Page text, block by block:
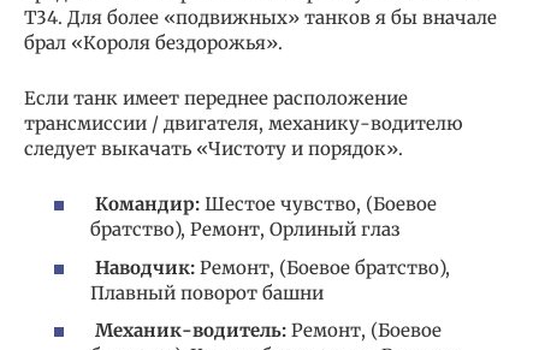
T34. Для более «подвижных» танков я бы вначале
брал «Короля бездорожья».
Если танк имеет переднее расположение
трансмиссии / двигателя, механику-водителю
следует выкачать «Чистоту и порядок».
Командир: Шестое чувство, (Боевое
братство), Ремонт, Орлиный глаз
Наводчик: Ремонт, (Боевое братство),
Плавный поворот башни
Механик-водитель: Ремонт, (Боевое